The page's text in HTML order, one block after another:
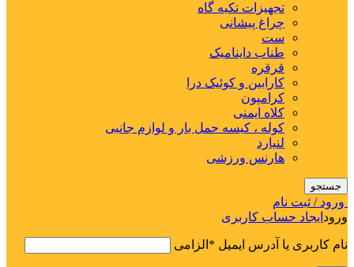
تجهیزات تکیه گاه
چراغ پیشانی
ست
طناب داینامیک
قرقره
کارابین و کوئیک درا
کرامپون
کلاه ایمنی
کوله ، کیسه حمل بار و لوازم جانبی
لنیارد
هارنس ورزشی
جستجو
ورود / ثبت نام
ورود ایجاد حساب کاربری
نام کاربری یا آدرس ایمیل * الزامی